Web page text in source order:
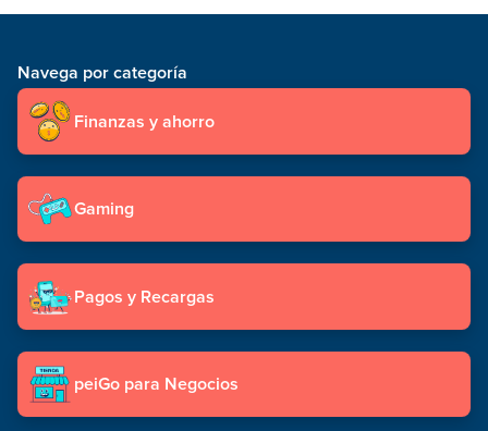
Navega por categoría
Finanzas y ahorro
Gaming
Pagos y Recargas
peiGo para Negocios